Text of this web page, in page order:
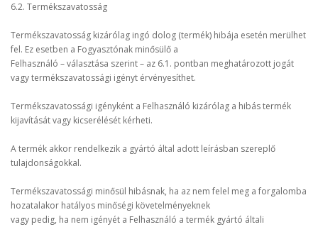
6.2. Termékszavatosság
Termékszavatosság kizárólag ingó dolog (termék) hibája esetén merülhet
fel. Ez esetben a Fogyasztónak minősülő a
Felhasználó – választása szerint – az 6.1. pontban meghatározott jogát
vagy termékszavatossági igényt érvényesíthet.
Termékszavatossági igényként a Felhasználó kizárólag a hibás termék
kijavítását vagy kicserélését kérheti.
A termék akkor rendelkezik a gyártó által adott leírásban szereplő
tulajdonságokkal.
Termékszavatossági minősül hibásnak, ha az nem felel meg a forgalomba
hozatalakor hatályos minőségi követelményeknek
vagy pedig, ha nem igényét a Felhasználó a termék gyártó általi